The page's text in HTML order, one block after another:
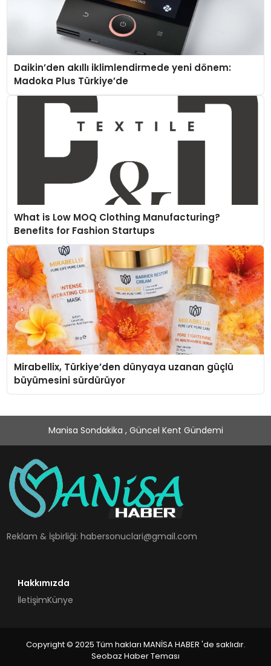
Daikin’den akıllı iklimlendirmede yeni dönem:
Madoka Plus Türkiye’de
What is Low MOQ Clothing Manufacturing?
Benefits for Fashion Startups
Mirabellix, Türkiye’den dünyaya uzanan güçlü
büyümesini sürdürüyor
Manisa Sondakika , Güncel Kent Gündemi
Reklam & İşbirliği:habersonuclari@gmail.com
Hakkımızda
İletişimKünye
Copyright © 2025 Tüm hakları MANİSA HABER 'de saklıdır.
Seobaz Haber Teması